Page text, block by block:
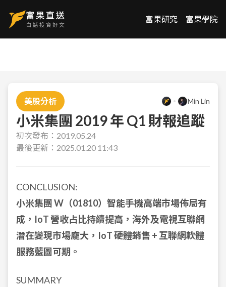
富果研究 富果學院
美股分析 Min Lin
小米集團 2019 年 Q1 財報追蹤
初次發布： 2019.05.24
最後更新： 2025.01.20 11:43
CONCLUSION:
小米集團 W（01810）智能手機高端市場佈局有
成，IoT 營收占比持續提高，海外及電視互聯網
潛在變現市場龐大，IoT 硬體銷售 + 互聯網軟體
服務藍圖可期。
SUMMARY